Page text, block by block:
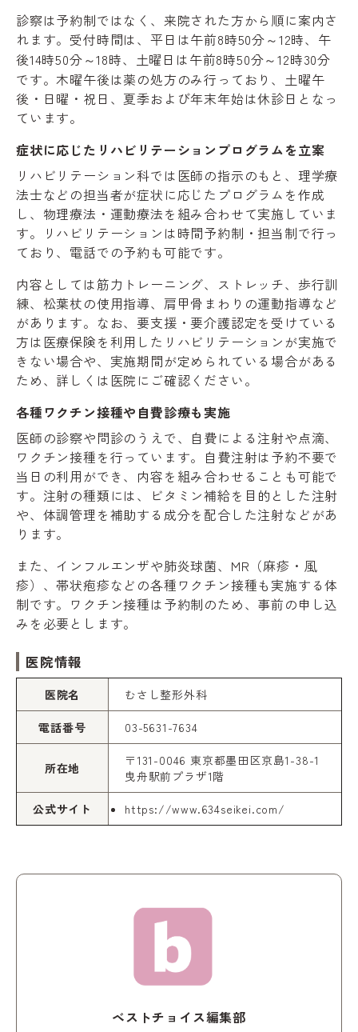
診察は予約制ではなく、来院された方から順に案内さ
れます。受付時間は、平日は午前8時50分～12時、午
後14時50分～18時、土曜日は午前8時50分～12時30分
です。木曜午後は薬の処方のみ行っており、土曜午
後・日曜・祝日、夏季および年末年始は休診日となっ
ています。
症状に応じたリハビリテーションプログラムを立案
リハビリテーション科では医師の指示のもと、理学療
法士などの担当者が症状に応じたプログラムを作成
し、物理療法・運動療法を組み合わせて実施していま
す。リハビリテーションは時間予約制・担当制で行っ
ており、電話での予約も可能です。
内容としては筋力トレーニング、ストレッチ、歩行訓
練、松葉杖の使用指導、肩甲骨まわりの運動指導など
があります。なお、要支援・要介護認定を受けている
方は医療保険を利用したリハビリテーションが実施で
きない場合や、実施期間が定められている場合がある
ため、詳しくは医院にご確認ください。
各種ワクチン接種や自費診療も実施
医師の診察や問診のうえで、自費による注射や点滴、
ワクチン接種を行っています。自費注射は予約不要で
当日の利用ができ、内容を組み合わせることも可能で
す。注射の種類には、ビタミン補給を目的とした注射
や、体調管理を補助する成分を配合した注射などがあ
ります。
また、インフルエンザや肺炎球菌、MR（麻疹・風
疹）、帯状疱疹などの各種ワクチン接種も実施する体
制です。ワクチン接種は予約制のため、事前の申し込
みを必要とします。
医院情報
医院名 むさし整形外科
電話番号 03-5631-7634
所在地
〒131-0046 東京都墨田区京島1-38-1
曳舟駅前プラザ1階
公式サイト https://www.634seikei.com/
ベストチョイス編集部